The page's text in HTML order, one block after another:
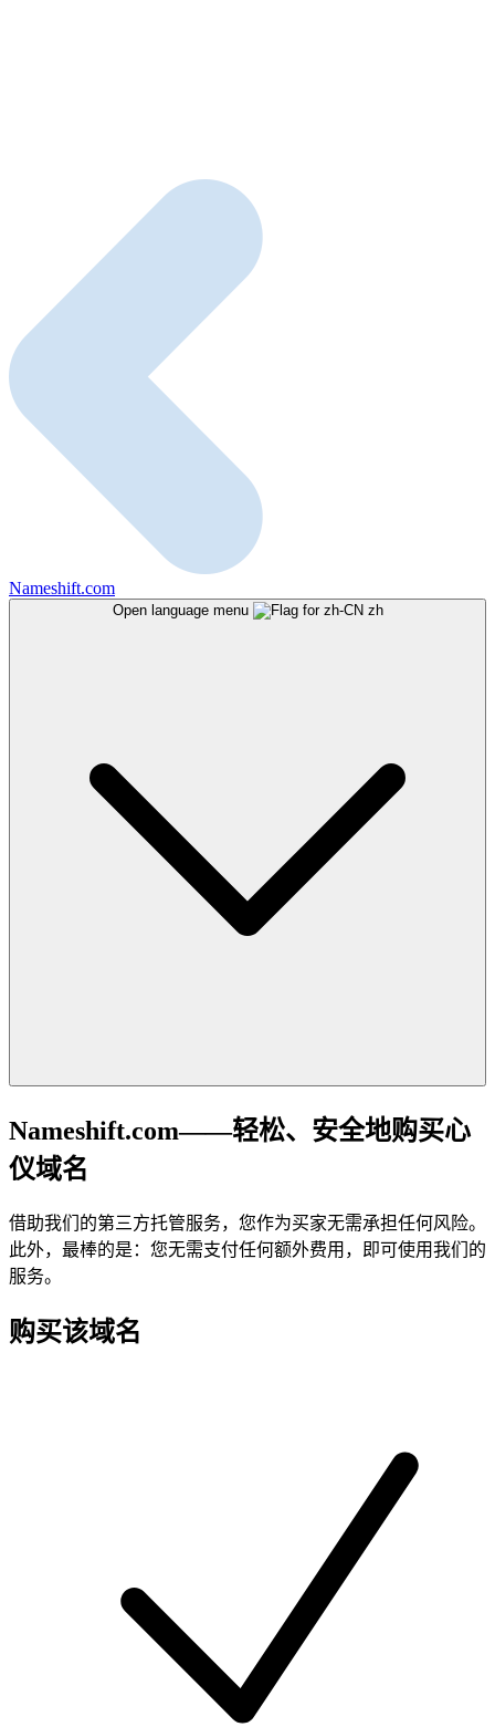
Nameshift.com
Open language menu zh
Nameshift.com——轻松、安全地购买心
仪域名
借助我们的第三方托管服务，您作为买家无需承担任何风险。
此外，最棒的是：您无需支付任何额外费用，即可使用我们的
服务。
购买该域名